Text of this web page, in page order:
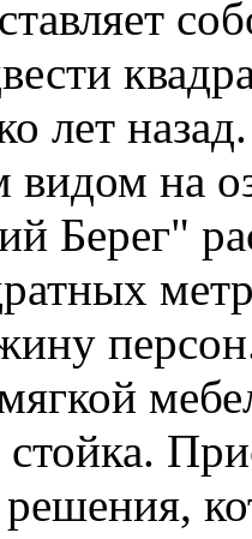
лет
видом на
Берег"
решения,